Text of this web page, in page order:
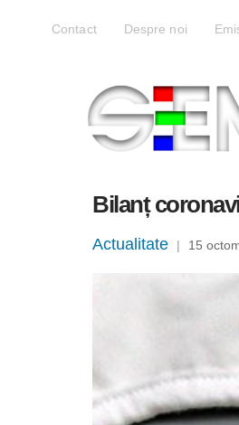
Contact Despre noi
Bilanț
Actualitate | 15